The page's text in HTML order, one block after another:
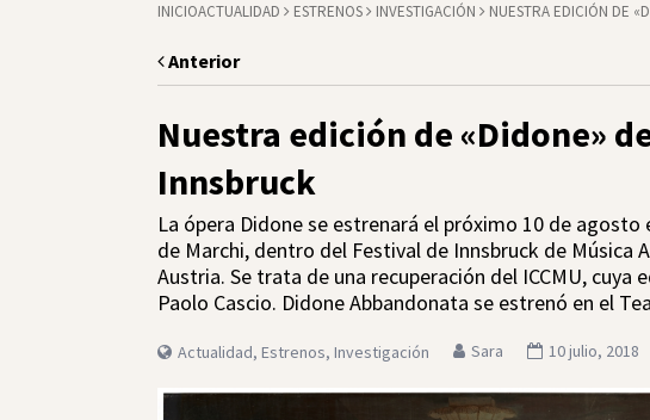
INICIOACTUALIDAD ESTRENOS INVESTIGACIÓN NUESTRA EDICIÓN DE
Anterior
Nuestra edición de «Didone»
Innsbruck
La ópera Didone se estrenará el próximo 10 de
de Marchi, dentro del Festival de Innsbruck de Música
Austria. Se trata de una recuperación del ICCMU,
Paolo Cascio. Didone Abbandonata se estrenó en el
Actualidad, Estrenos, Investigación Sara 10 julio, 2018